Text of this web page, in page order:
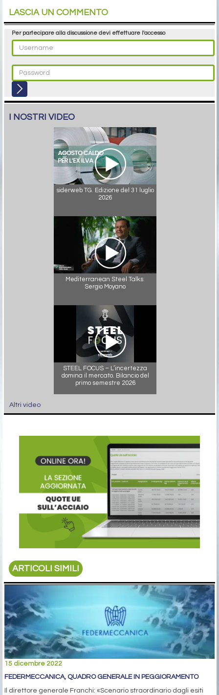
LASCIA UN COMMENTO
Per partecipare alla discussione devi effettuare l'accesso
I NOSTRI VIDEO
siderweb TG. Edizione del 31 luglio
2026
Mediterranean Steel Talks:
Sergio Moyano
STEEL FOCUS – L’incertezza
domina il mercato. Bilancio del
primo semestre 2026
Altri video
ARTICOLI SIMILI
15 dicembre 2022
FEDERMECCANICA, QUADRO GENERALE IN PEGGIORAMENTO
Il direttore generale Franchi: «Scenario straordinario dagli esiti